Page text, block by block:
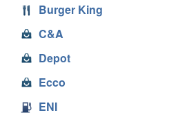
Burger King
C&A
Depot
Ecco
ENI